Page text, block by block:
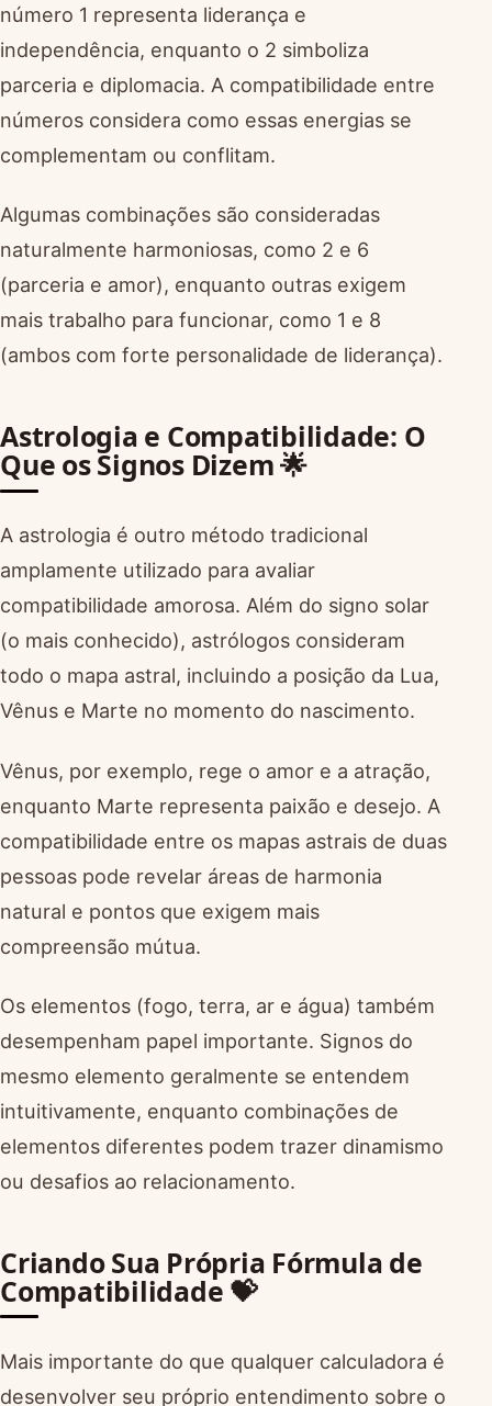
número 1 representa liderança e
independência, enquanto o 2 simboliza
parceria e diplomacia. A compatibilidade entre
números considera como essas energias se
complementam ou conflitam.
Algumas combinações são consideradas
naturalmente harmoniosas, como 2 e 6
(parceria e amor), enquanto outras exigem
mais trabalho para funcionar, como 1 e 8
(ambos com forte personalidade de liderança).
Astrologia e Compatibilidade: O
Que os Signos Dizem 🌟
A astrologia é outro método tradicional
amplamente utilizado para avaliar
compatibilidade amorosa. Além do signo solar
(o mais conhecido), astrólogos consideram
todo o mapa astral, incluindo a posição da Lua,
Vênus e Marte no momento do nascimento.
Vênus, por exemplo, rege o amor e a atração,
enquanto Marte representa paixão e desejo. A
compatibilidade entre os mapas astrais de duas
pessoas pode revelar áreas de harmonia
natural e pontos que exigem mais
compreensão mútua.
Os elementos (fogo, terra, ar e água) também
desempenham papel importante. Signos do
mesmo elemento geralmente se entendem
intuitivamente, enquanto combinações de
elementos diferentes podem trazer dinamismo
ou desafios ao relacionamento.
Criando Sua Própria Fórmula de
Compatibilidade 💝
Mais importante do que qualquer calculadora é
desenvolver seu próprio entendimento sobre o